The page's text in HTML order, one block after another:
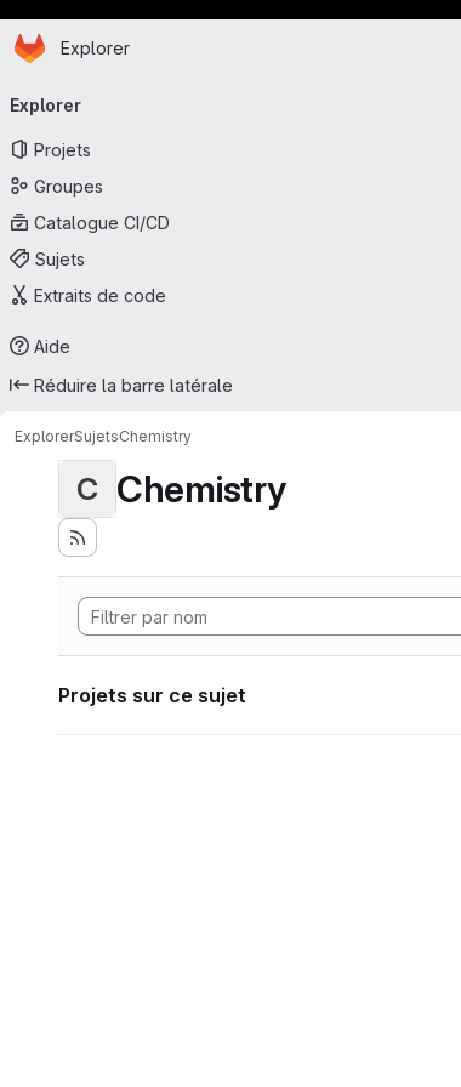
Passer au contenu principal
Page d'accueil
Explorer
principale
Explorer
Projets
Groupes
Catalogue CI/CD
Sujets
Extraits de code
Aide
Réduire la barre latérale
ExplorerSujetsChemistry
C Chemistry
Projets sur ce sujet